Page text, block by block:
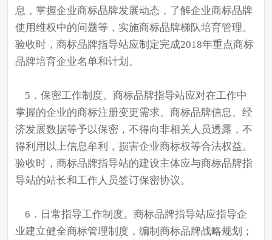
息，掌握企业商标品牌发展动态，了解企业商标品牌
使用维权中的问题等，实施商标品牌梯队培育管理。
验收时，商标品牌指导站应制定完成2018年重点商标
品牌培育企业名单和计划。
5．保密工作制度。商标品牌指导站应对在工作中
掌握的企业的商标注册变更需求、商标品牌信息、经
济发展数据等予以保密，不得向非相关人员透露，不
得利用以上信息牟利，损害企业商标权等合法权益。
验收时，商标品牌指导站的建设主体应与商标品牌指
导站的站长和工作人员签订保密协议。
6．日常指导工作制度。商标品牌指导站应指导企
业建立健全商标管理制度，编制商标品牌战略规划；